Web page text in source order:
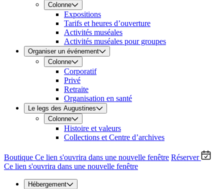
Colonne
Expositions
Tarifs et heures d’ouverture
Activités muséales
Activités muséales pour groupes
Organiser un événement
Colonne
Corporatif
Privé
Retraite
Organisation en santé
Le legs des Augustines
Colonne
Histoire et valeurs
Collections et Centre d’archives
Boutique Ce lien s'ouvrira dans une nouvelle fenêtre Réserver
Ce lien s'ouvrira dans une nouvelle fenêtre
Hébergement